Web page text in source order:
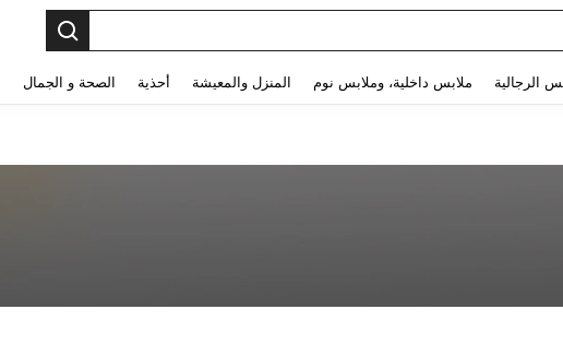
الرجالية ملابس داخلية، وملابس نوم المنزل والمعيشة أحذية الصحة و الجمال